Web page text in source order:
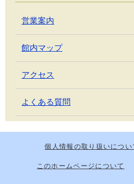
営業案内
館内マップ
アクセス
よくある質問
個人情報の取り扱いについ
このホームページについて